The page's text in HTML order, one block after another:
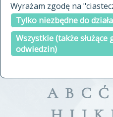
Wyrażam zgodę na
Tylko niezbędne do
Wszystkie (także
odwiedzin)
indeksie
a fronte
A B C Ć